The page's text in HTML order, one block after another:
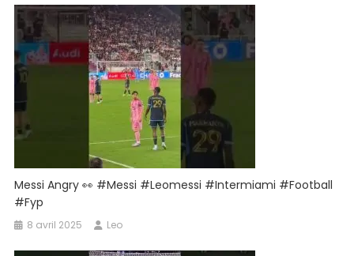
Sorti
#Argentina
#fcbarcelone
Messi Angry 👀 #messi #leomessi #intermiami #football
#fyp
8 avril 2025 Leo